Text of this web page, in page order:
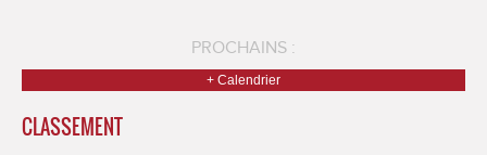
PROCHAINS :
+ Calendrier
CLASSEMENT